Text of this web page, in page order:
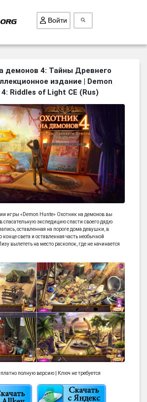
Войти
демонов 4: Тайны Древнего
издание | Demon
Riddles of Light CE (Rus)
игры «Demon Hunte» Охотник на демонов вы
спасательную экспедицию спасти своего дядю
оставленная на пороге дома девушки, в
конце света и оставленная часть необычной
вылететь на место раскопок, где не начинается
полную версию | Ключ не требуется